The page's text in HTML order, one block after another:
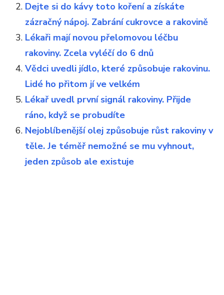
Dejte si do kávy toto koření a získáte
zázračný nápoj. Zabrání cukrovce a rakovině
Lékaři mají novou přelomovou léčbu
rakoviny. Zcela vyléčí do 6 dnů
Vědci uvedli jídlo, které způsobuje rakovinu.
Lidé ho přitom jí ve velkém
Lékař uvedl první signál rakoviny. Přijde
ráno, když se probudíte
Nejoblíbenější olej způsobuje růst rakoviny v
těle. Je téměř nemožné se mu vyhnout,
jeden způsob ale existuje